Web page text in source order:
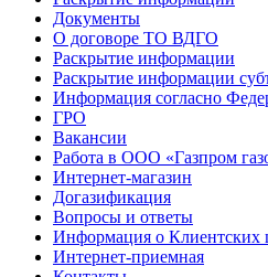
Документы
О договоре ТО ВДГО
Раскрытие информации
Раскрытие информации
Информация согласно
ГРО
Вакансии
Работа в ООО «Газпром
Интернет-магазин
Догазификация
Вопросы и ответы
Информация о Клиентских
Интернет-приемная